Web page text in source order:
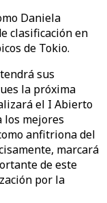
Daniela
clasificación en
de Tokio.
sus
la próxima
el I Abierto
los mejores
anfitriona del
marcará
de este
por la